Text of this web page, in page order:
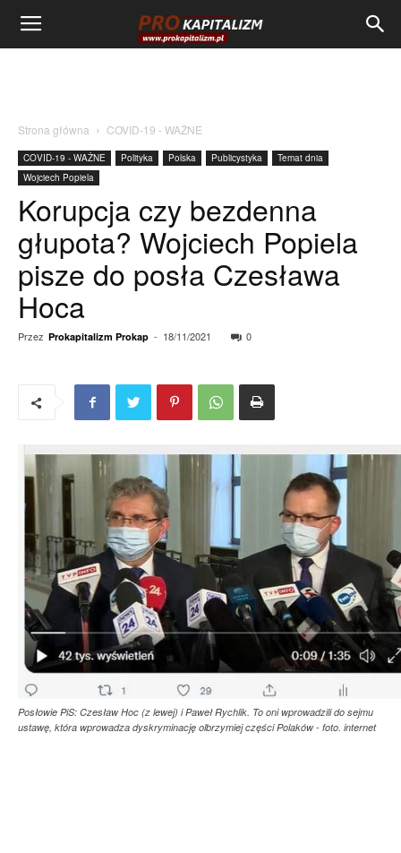
Strona główna COVID-19 - WAŻNE
COVID-19 - WAŻNE Polityka Polska Publicystyka
Temat dnia
Wojciech Popiela
Korupcja czy bezdenna
głupota? Wojciech Popiela
pisze do posła Czesława
Hoca
Przez Prokapitalizm Prokap - 18/11/2021 0
Posłowie PiS: Czesław Hoc (z lewej) i Paweł Rychlik. To oni wprowadzili do sejmu
ustawę, która wprowadza dyskryminację olbrzymiej części Polaków - foto. internet